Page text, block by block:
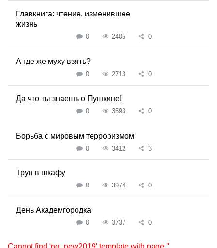
Главкнига: чтение, изменившее
жизнь
0 2405 0
А где же муху взять?
0 2713 0
Да что ты знаешь о Пушкине!
0 3593 0
Борьба с мировым терроризмом
0 3412 3
Труп в шкафу
0 3974 0
День Академгородка
0 3737 0
Cannot find 'ng_new2019' template with page ''